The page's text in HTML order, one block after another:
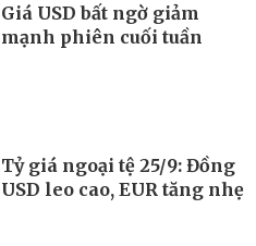
Giá USD bất ngờ giảm
mạnh phiên cuối tuần
Tỷ giá ngoại tệ 25/9: Đồng
USD leo cao, EUR tăng nhẹ